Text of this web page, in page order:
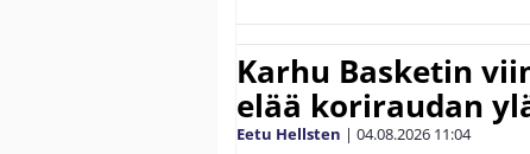
Karhu Basketin
elää koriraudan
Eetu Hellsten | 04.08.2026 11:04